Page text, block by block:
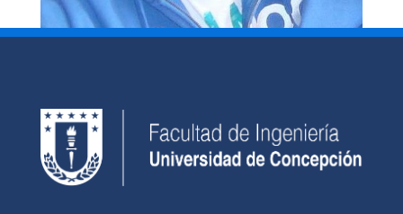
Primera «... 10 20 30 ... 142 143 144 145